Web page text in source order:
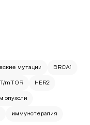
мутации BRCA1
mTOR HER2
опухоли
иммунотерапия